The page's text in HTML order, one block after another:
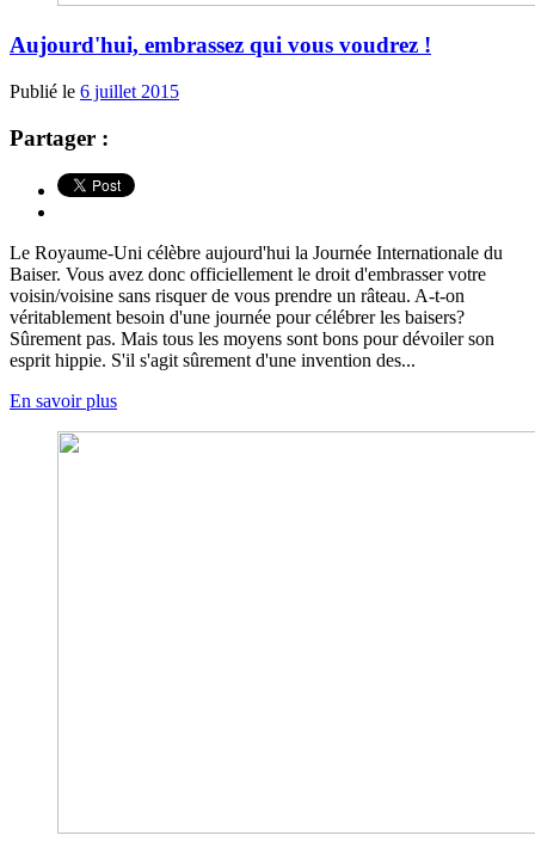
Aujourd'hui, embrassez qui vous voudrez !
Publié le 6 juillet 2015
Partager :
Le Royaume-Uni célèbre aujourd'hui la Journée Internationale du
Baiser. Vous avez donc officiellement le droit d'embrasser votre
voisin/voisine sans risquer de vous prendre un râteau. A-t-on
véritablement besoin d'une journée pour célébrer les baisers?
Sûrement pas. Mais tous les moyens sont bons pour dévoiler son
esprit hippie. S'il s'agit sûrement d'une invention des...
En savoir plus